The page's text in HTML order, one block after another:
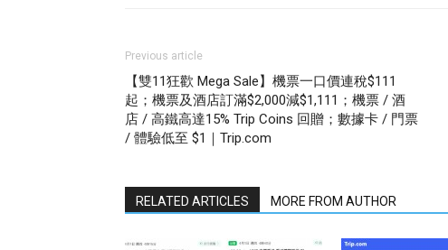
Previous article
【雙11狂歡 Mega Sale】機票一口價連稅$111
起；機票及酒店訂滿$2,000減$1,111；機票 / 酒
店 / 高鐵高達15% Trip Coins 回贈；數據卡 / 門票
/ 體驗低至 $1｜Trip.com
RELATED ARTICLES MORE FROM AUTHOR